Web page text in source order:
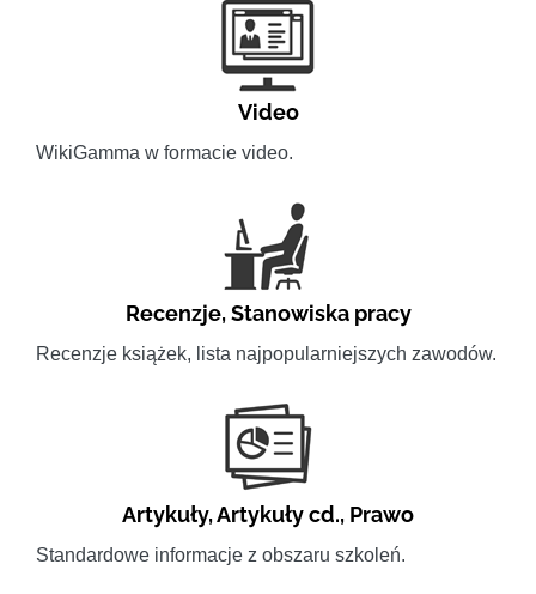
Video
WikiGamma w formacie video.
Recenzje,Stanowiska pracy
Recenzje książek, lista najpopularniejszych zawodów.
Artykuły,Artykuły cd., Prawo
Standardowe informacje z obszaru szkoleń.